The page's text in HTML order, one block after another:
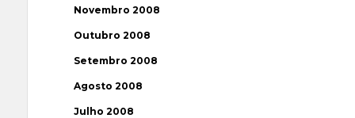
Novembro 2008
Outubro 2008
Setembro 2008
Agosto 2008
Julho 2008